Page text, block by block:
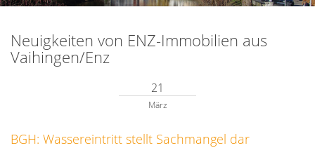
Neuigkeiten von ENZ-Immobilien aus
Vaihingen/Enz
21
März
BGH: Wassereintritt stellt Sachmangel dar